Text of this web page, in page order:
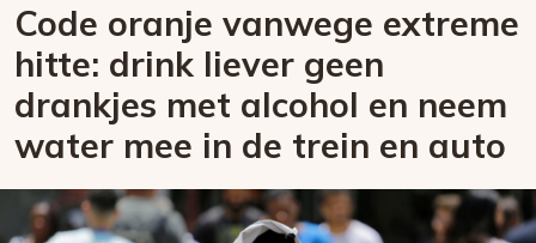
Code oranje vanwege extreme
hitte: drink liever geen
drankjes met alcohol en neem
water mee in de trein en auto